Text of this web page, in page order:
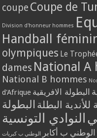
coupe Coupe de
Division d'honneur hommes
Handball
olympiques Le
dames National A
National B hommes
d'Afrique البطولة الافريقية
للأندية البطلة البطولة
النوادي التونسية
الوطني ب أكابر الوطني ب كبريات